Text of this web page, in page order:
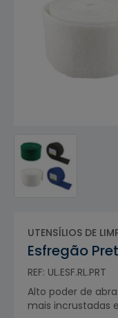
UTENSÍLIOS DE
Esfregão
REF: UL.ESF.RL.PRT
Alto poder de
mais incrustadas